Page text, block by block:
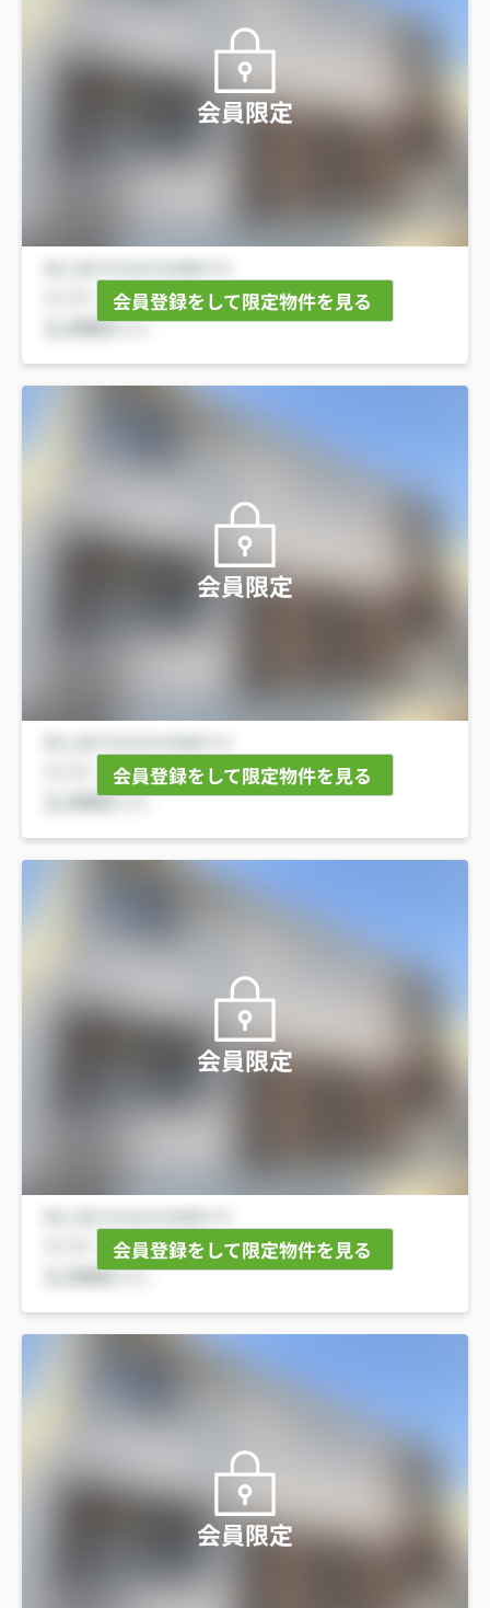
会員限定
会員登録をして限定物件を見る
会員限定
会員登録をして限定物件を見る
会員限定
会員登録をして限定物件を見る
会員限定